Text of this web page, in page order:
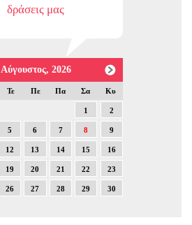
δράσεις μας
Αύγουστος, 2026
Τε Πε Πα Σα Κυ
1 2
5 6 7 8 9
12 13 14 15 16
19 20 21 22 23
26 27 28 29 30